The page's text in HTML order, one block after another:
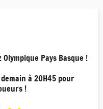
Pays Basque !
à 20H45 pour
!